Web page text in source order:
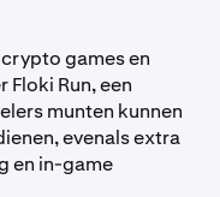
games en
Run, een
munten kunnen
evenals extra
en in-game